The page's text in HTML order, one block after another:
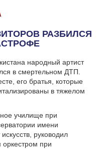
РАЗБИЛСЯ
народный артист
в смертельном ДТП.
его братья, которые
в тяжелом
училище при
имени
руководил
при